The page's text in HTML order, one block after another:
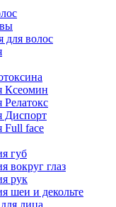
для волос
Ксеомин
Релатокс
Диспорт
Full face
губ
вокруг глаз
рук
шеи и декольте
лица